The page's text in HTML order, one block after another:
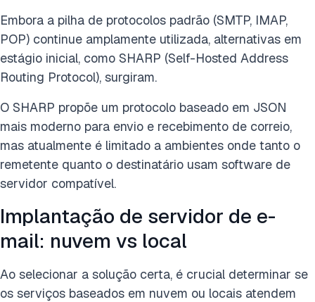
Embora a pilha de protocolos padrão (SMTP, IMAP,
POP) continue amplamente utilizada, alternativas em
estágio inicial, como SHARP (Self-Hosted Address
Routing Protocol), surgiram.
O SHARP propõe um protocolo baseado em JSON
mais moderno para envio e recebimento de correio,
mas atualmente é limitado a ambientes onde tanto o
remetente quanto o destinatário usam software de
servidor compatível.
Implantação de servidor de e-
mail: nuvem vs local
Ao selecionar a solução certa, é crucial determinar se
os serviços baseados em nuvem ou locais atendem